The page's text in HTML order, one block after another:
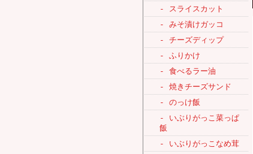
- スライスカット
- みそ漬けガッコ
- チーズディップ
- ふりかけ
- 食べるラー油
- 焼きチーズサンド
- のっけ飯
- いぶりがっこ菜っぱ
飯
- いぶりがっこなめ茸